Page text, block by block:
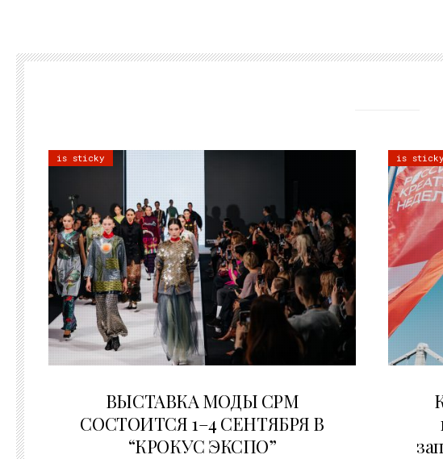
is sticky
ВЫСТАВКА МОДЫ CPM
СОСТОИТСЯ 1–4 СЕНТЯБРЯ В
“КРОКУС ЭКСПО”
is sticky